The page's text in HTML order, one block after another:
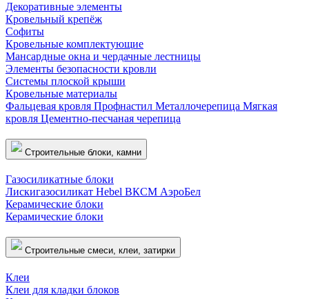
Декоративные элементы
Кровельный крепёж
Софиты
Кровельные комплектующие
Мансардные окна и чердачные лестницы
Элементы безопасности кровли
Системы плоской крыши
Кровельные материалы
Фальцевая кровля Профнастил Металлочерепица Мягкая
кровля Цементно-песчаная черепица
Строительные блоки, камни
Газосиликатные блоки
Лискигазосиликат Hebel ВКСМ АэроБел
Керамические блоки
Керамические блоки
Строительные смеси, клеи, затирки
Клеи
Клеи для кладки блоков